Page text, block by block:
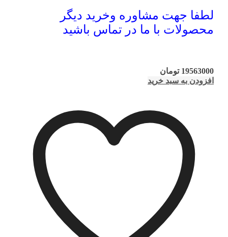
لطفا جهت مشاوره وخرید دیگر
محصولات با ما در تماس باشید
19563000 تومان
افزودن به سبد خرید